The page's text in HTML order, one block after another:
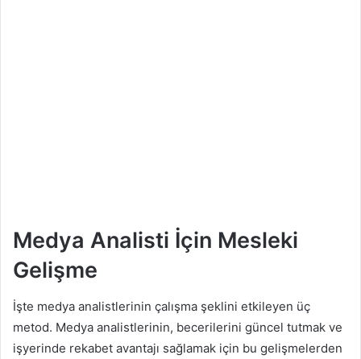
Medya Analisti İçin Mesleki
Gelişme
İşte medya analistlerinin çalışma şeklini etkileyen üç
metod. Medya analistlerinin, becerilerini güncel tutmak ve
işyerinde rekabet avantajı sağlamak için bu gelişmelerden